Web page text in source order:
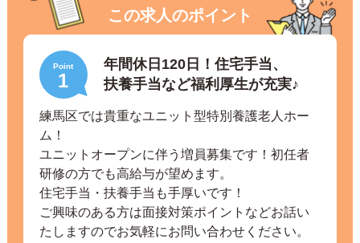
この求人のポイント
Point
1
年間休日120日！住宅手当、
扶養手当など福利厚生が充実♪
練馬区では貴重なユニット型特別養護老人ホー
ム！
ユニットオープンに伴う増員募集です！初任者
研修の方でも高給与が望めます。
住宅手当・扶養手当も手厚いです！
ご興味のある方は面接対策ポイントなどお話い
たしますのでお気軽にお問い合わせください。